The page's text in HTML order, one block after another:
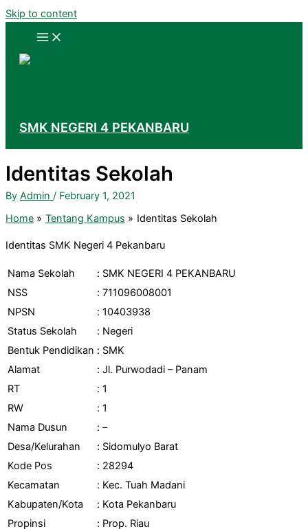
Skip to content
SMK NEGERI 4 PEKANBARU
Identitas Sekolah
By Admin / February 1, 2021
Home
Tentang Kampus Identitas Sekolah
Identitas SMK Negeri 4 Pekanbaru
Nama Sekolah : SMK NEGERI 4 PEKANBARU
NSS
: 711096008001
NPSN
: 10403938
Status Sekolah
: Negeri
Bentuk Pendidikan : SMK
Alamat
: Jl. Purwodadi – Panam
RT
: 1
RW
: 1
Nama Dusun
: –
Desa/Kelurahan
: Sidomulyo Barat
Kode Pos
: 28294
Kecamatan
: Kec. Tuah Madani
Kabupaten/Kota
: Kota Pekanbaru
Propinsi
: Prop. Riau